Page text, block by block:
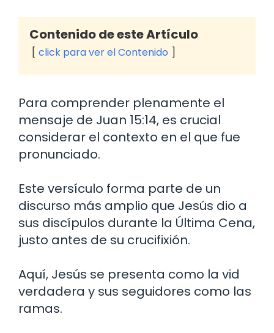
Contenido de este Artículo
click para ver el Contenido
Para comprender plenamente el
mensaje de Juan 15:14, es crucial
considerar el contexto en el que fue
pronunciado.
Este versículo forma parte de un
discurso más amplio que Jesús dio a
sus discípulos durante la Última Cena,
justo antes de su crucifixión.
Aquí, Jesús se presenta como la vid
verdadera y sus seguidores como las
ramas.